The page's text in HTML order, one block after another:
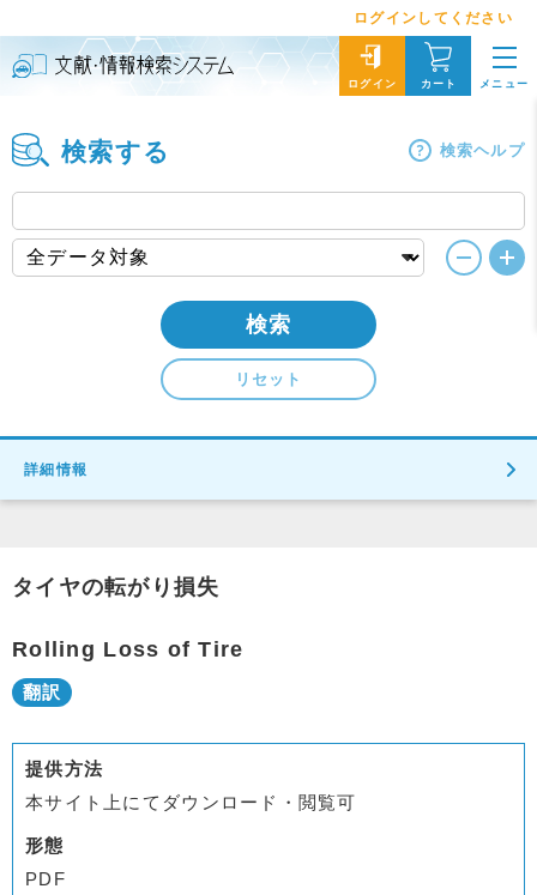
ログインしてください
ログイン カート メニュー
検索する 検索ヘルプ
検索
リセット
詳細情報
タイヤの転がり損失
Rolling Loss of Tire
提供方法
本サイト上にてダウンロード・閲覧可
形態
PDF